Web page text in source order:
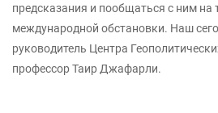
предсказания и пообщаться с ним на
международной обстановки. Наш
руководитель Центра
профессор Таир Джафарли.